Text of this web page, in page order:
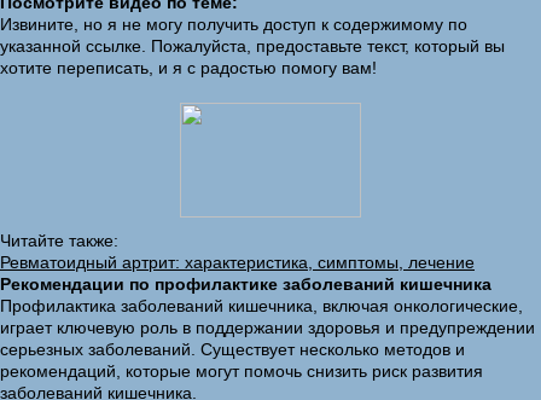
Извините, но я не могу получить доступ к содержимому по
указанной ссылке. Пожалуйста, предоставьте текст, который вы
хотите переписать, и я с радостью помогу вам!
Читайте также:
Ревматоидный артрит: характеристика, симптомы, лечение
Рекомендации по профилактике заболеваний кишечника
Профилактика заболеваний кишечника, включая онкологические,
играет ключевую роль в поддержании здоровья и предупреждении
серьезных заболеваний. Существует несколько методов и
рекомендаций, которые могут помочь снизить риск развития
заболеваний кишечника.